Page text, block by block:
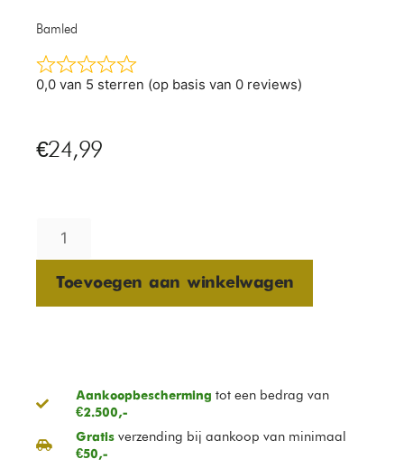
Bamled
0,0 van 5 sterren (op basis van 0 reviews)
€24,99
Toevoegen aan winkelwagen
Aankoopbescherming tot een bedrag van
€2.500,-
Gratisverzending bij aankoop van minimaal
€50,-